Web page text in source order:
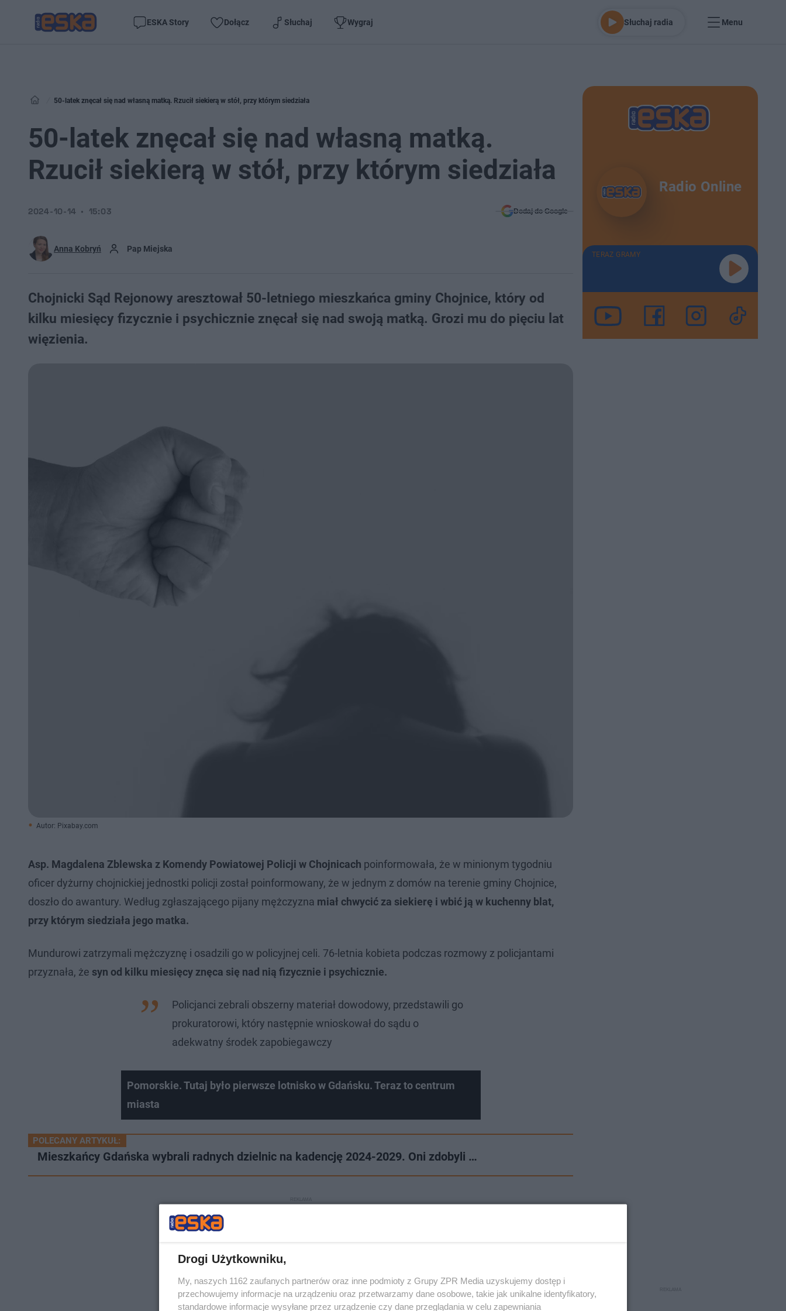
ESKA Story Dołącz Słuchaj Wygraj Słuchaj radia Menu
50-latek znęcał się nad własną matką. Rzucił siekierą w stół, przy którym siedziała
50-latek znęcał się nad własną matką.
Rzucił siekierą w stół, przy którym siedziała
Anna Kobryń Pap Miejska
2024-10-14 15:03 Dodaj do Google
Chojnicki Sąd Rejonowy aresztował 50-letniego mieszkańca gminy Chojnice, który od
kilku miesięcy fizycznie i psychicznie znęcał się nad swoją matką. Grozi mu do pięciu lat
więzienia.
Autor: Pixabay.com
Asp. Magdalena Zblewska z Komendy Powiatowej Policji w Chojnicach poinformowała, że w minionym tygodniu
oficer dyżurny chojnickiej jednostki policji został poinformowany, że w jednym z domów na terenie gminy Chojnice,
doszło do awantury. Według zgłaszającego pijany mężczyzna miał chwycić za siekierę i wbić ją w kuchenny blat,
przy którym siedziała jego matka.
Mundurowi zatrzymali mężczyznę i osadzili go w policyjnej celi. 76-letnia kobieta podczas rozmowy z policjantami
przyznała, że syn od kilku miesięcy znęca się nad nią fizycznie i psychicznie.
Policjanci zebrali obszerny materiał dowodowy, przedstawili go
prokuratorowi, który następnie wnioskował do sądu o
adekwatny środek zapobiegawczy
Pomorskie. Tutaj było pierwsze lotnisko w Gdańsku. Teraz to centrum
miasta
POLECANY ARTYKUŁ:
Mieszkańcy Gdańska wybrali radnych dzielnic na kadencję 2024-2029. Oni zdobyli …
Radio Online
TERAZ GRAMY
Drogi Użytkowniku,
My, naszych 1162 zaufanych partnerów oraz inne podmioty z Grupy ZPR Media uzyskujemy dostęp i
przechowujemy informacje na urządzeniu oraz przetwarzamy dane osobowe, takie jak unikalne identyfikatory,
standardowe informacje wysyłane przez urządzenie czy dane przeglądania w celu zapewniania